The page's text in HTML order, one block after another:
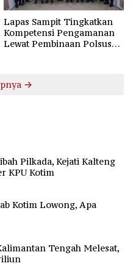
Lapas Sampit Tingkatkan
Kompetensi Pengamanan
Lewat Pembinaan Polsus
Pilkada, Kejati Kalteng
KPU Kotim
Kotim Lowong, Apa
Tengah Melesat,